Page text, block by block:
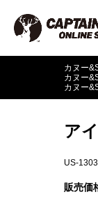
カヌー
カヌー
カヌー
ア
US-1303
販売価